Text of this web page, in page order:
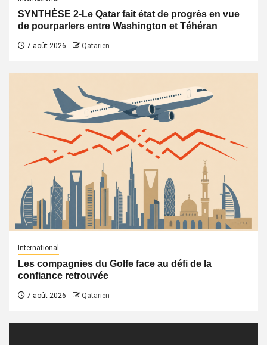
SYNTHÈSE 2-Le Qatar fait état de progrès en vue
de pourparlers entre Washington et Téhéran
7 août 2026 Qatarien
International
Les compagnies du Golfe face au défi de la
confiance retrouvée
7 août 2026 Qatarien